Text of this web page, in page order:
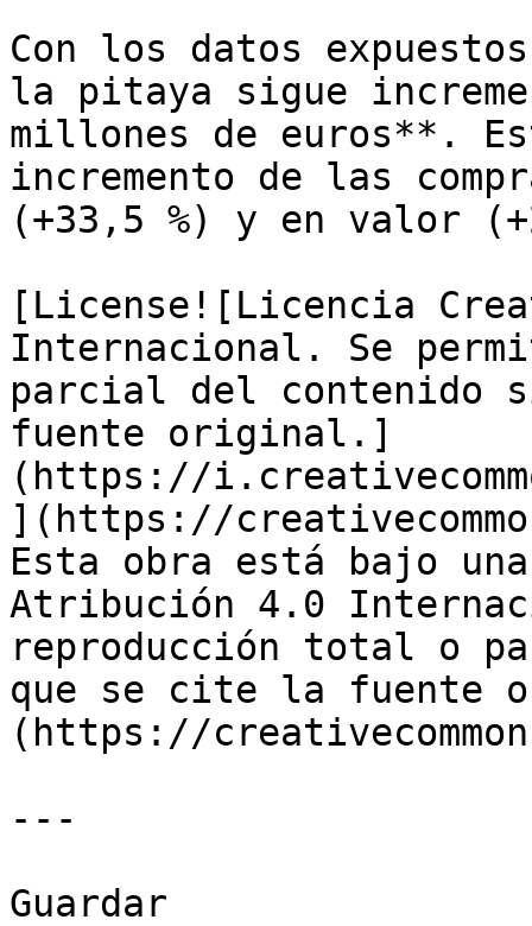
Con los datos
la pitaya sigue
millones de euros**.
incremento de las
(+33,5 %) y en valor
[License![Licencia
Internacional. Se
parcial del contenido
fuente original.]
(https://
](https://
Esta obra está bajo
Atribución 4.0
reproducción total o
que se cite la fuente
(https://
---
Guardar